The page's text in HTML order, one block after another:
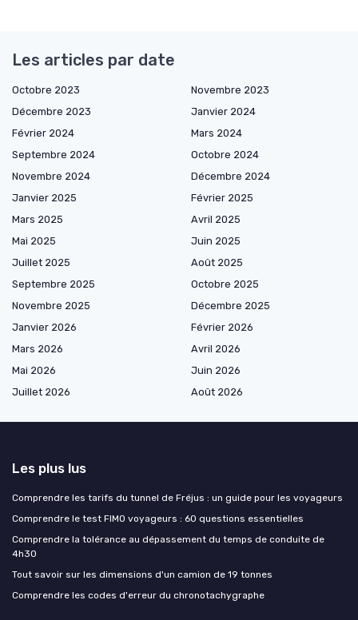
Les articles par date
Octobre 2023
Novembre 2023
Décembre 2023
Janvier 2024
Février 2024
Mars 2024
Septembre 2024
Octobre 2024
Novembre 2024
Décembre 2024
Janvier 2025
Février 2025
Mars 2025
Avril 2025
Mai 2025
Juin 2025
Juillet 2025
Août 2025
Septembre 2025
Octobre 2025
Novembre 2025
Décembre 2025
Janvier 2026
Février 2026
Mars 2026
Avril 2026
Mai 2026
Juin 2026
Juillet 2026
Août 2026
Les plus lus
Comprendre les tarifs du tunnel de Fréjus : un guide pour les voyageurs
Comprendre le test FIMO voyageurs : 60 questions essentielles
Comprendre la tolérance au dépassement du temps de conduite de
4h30
Tout savoir sur les dimensions d'un camion de 19 tonnes
Comprendre les codes d'erreur du chronotachygraphe